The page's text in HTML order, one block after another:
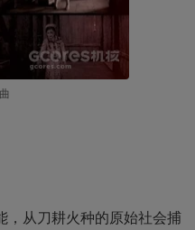
，从刀耕火种的原始社会捕